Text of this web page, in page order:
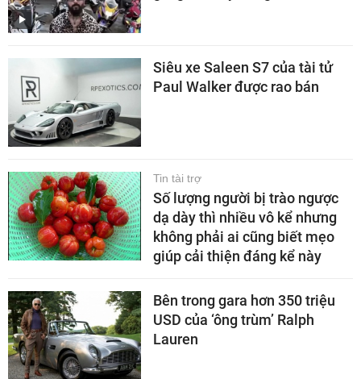
Siêu xe Saleen S7 của tài tử
Paul Walker được rao bán
Tin tài trợ
Số lượng người bị trào ngược
dạ dày thì nhiều vô kể nhưng
không phải ai cũng biết mẹo
giúp cải thiện đáng kể này
Bên trong gara hơn 350 triệu
USD của ‘ông trùm’ Ralph
Lauren